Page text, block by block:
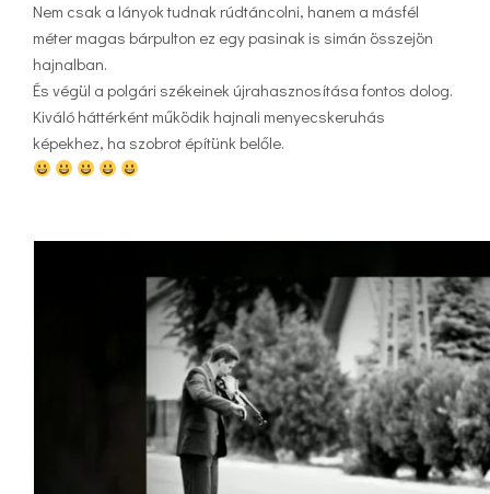
Nem csak a lányok tudnak rúdtáncolni, hanem a másfél
méter magas bárpulton ez egy pasinak is simán összejön
hajnalban.
És végül a polgári székeinek újrahasznosítása fontos dolog.
Kiváló háttérként működik hajnali menyecskeruhás
képekhez, ha szobrot építünk belőle.